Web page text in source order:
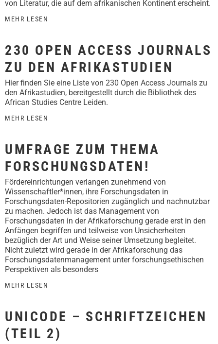
von Literatur, die auf dem afrikanischen Kontinent erscheint.
MEHR LESEN
230 OPEN ACCESS JOURNALS
ZU DEN AFRIKASTUDIEN
Hier finden Sie eine Liste von 230 Open Access Journals zu
den Afrikastudien, bereitgestellt durch die Bibliothek des
African Studies Centre Leiden.
MEHR LESEN
UMFRAGE ZUM THEMA
FORSCHUNGSDATEN!
Fördereinrichtungen verlangen zunehmend von
Wissenschaftler*innen, ihre Forschungsdaten in
Forschungsdaten-Repositorien zugänglich und nachnutzbar
zu machen. Jedoch ist das Management von
Forschungsdaten in der Afrikaforschung gerade erst in den
Anfängen begriffen und teilweise von Unsicherheiten
bezüglich der Art und Weise seiner Umsetzung begleitet.
Nicht zuletzt wird gerade in der Afrikaforschung das
Forschungsdatenmanagement unter forschungsethischen
Perspektiven als besonders
MEHR LESEN
UNICODE – SCHRIFTZEICHEN
(TEIL 2)